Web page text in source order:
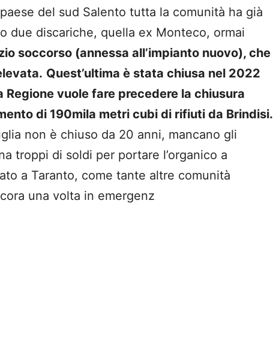
del sud Salento tutta la comunità ha già
due discariche, quella ex Monteco, ormai
soccorso (annessa all’impianto nuovo), che
Quest’ultima è stata chiusa nel 2022
Regione vuole fare precedere la chiusura
di 190mila metri cubi di rifiuti da Brindisi.
non è chiuso da 20 anni, mancano gli
troppi di soldi per portare l’organico a
a Taranto, come tante altre comunità
una volta in emergenz